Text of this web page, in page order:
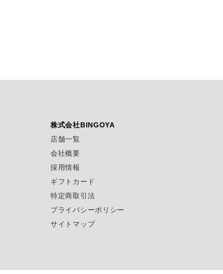
株式会社BINGOYA
店舗一覧
会社概要
採用情報
ギフトカード
特定商取引法
プライバシーポリシー
サイトマップ